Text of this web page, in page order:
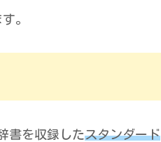
。
書を収録したスタンダード